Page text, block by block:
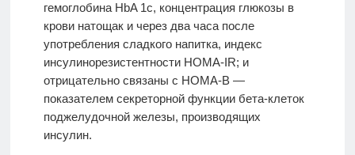
гемоглобина HbA 1c, концентрация глюкозы в
крови натощак и через два часа после
употребления сладкого напитка, индекс
инсулинорезистентности HOMA-IR; и
отрицательно связаны с HOMA-B —
показателем секреторной функции бета-клеток
поджелудочной железы, производящих
инсулин.